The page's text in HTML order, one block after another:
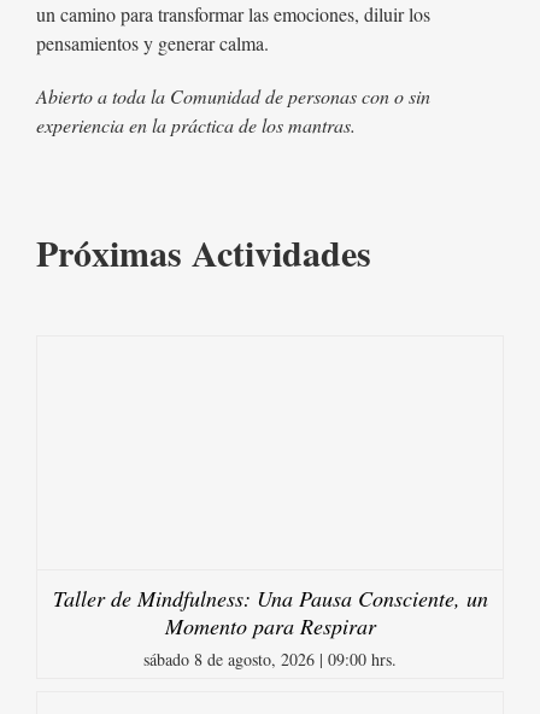
un camino para transformar las emociones, diluir los
pensamientos y generar calma.
Abierto a toda la Comunidad de personas con o sin
experiencia en la práctica de los mantras.
Próximas Actividades
Taller de Mindfulness: Una Pausa Consciente, un
Momento para Respirar
sábado 8 de agosto, 2026 | 09:00 hrs.